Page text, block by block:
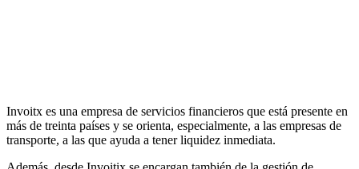
Invoitx es una empresa de servicios financieros que está presente en
más de treinta países y se orienta, especialmente, a las empresas de
transporte, a las que ayuda a tener liquidez inmediata.